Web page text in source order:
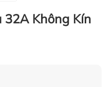
32A Không Kín